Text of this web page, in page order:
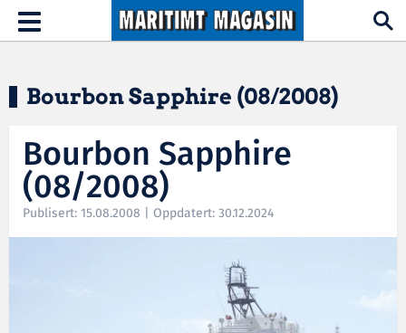
Hopp til hovedinnhold
Toggle
navigation
Bourbon Sapphire (08/2008)
Bourbon Sapphire
(08/2008)
Publisert: 15.08.2008 | Oppdatert: 30.12.2024